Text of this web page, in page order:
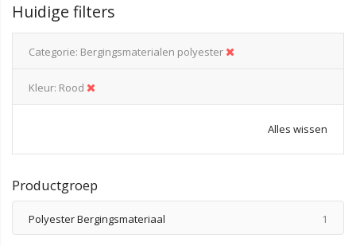
Huidige filters
Categorie Bergingsmaterialen polyester
Kleur Rood
Alles wissen
Productgroep
Polyester Bergingsmateriaal 1